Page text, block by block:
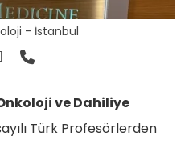
- İstanbul
ve Dahiliye
Türk Profesörlerden